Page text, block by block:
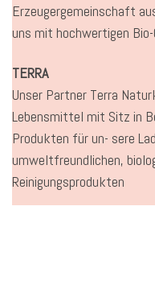
Erzeugergemeinschaft
uns mit hochwertigen
TERRA
Unser Partner Terra
Lebensmittel mit Sitz in
Produkten für un- sere
umweltfreundlichen,
Reinigungsprodukten